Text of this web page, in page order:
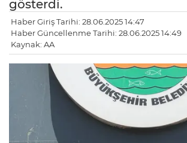
gösterdi.
Haber Giriş Tarihi: 28.06.2025 14:47
Haber Güncellenme Tarihi: 28.06.2025 14:49
Kaynak: AA